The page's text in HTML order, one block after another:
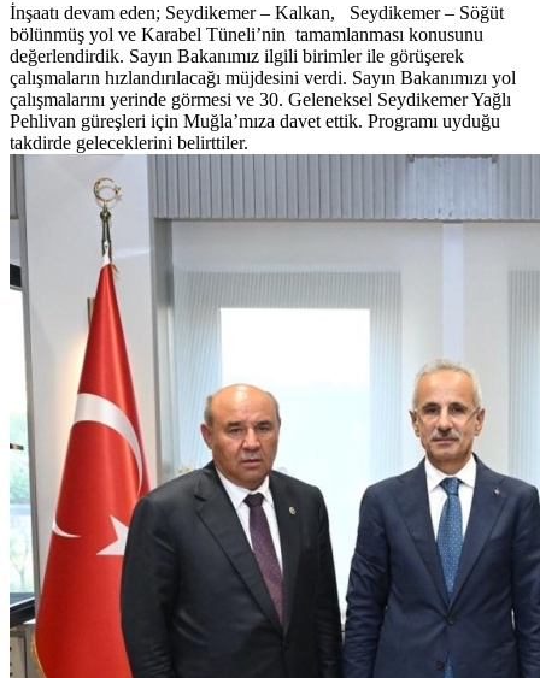
İnşaatı devam eden; Seydikemer – Kalkan, Seydikemer – Söğüt
bölünmüş yol ve Karabel Tüneli’nin tamamlanması konusunu
değerlendirdik. Sayın Bakanımız ilgili birimler ile görüşerek
çalışmaların hızlandırılacağı müjdesini verdi. Sayın Bakanımızı yol
çalışmalarını yerinde görmesi ve 30. Geleneksel Seydikemer Yağlı
Pehlivan güreşleri için Muğla’mıza davet ettik. Programı uyduğu
takdirde geleceklerini belirttiler.